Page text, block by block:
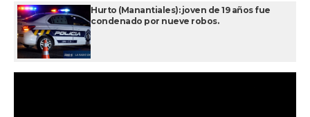
Hurto (Manantiales): joven de 19 años fue
condenado por nueve robos.